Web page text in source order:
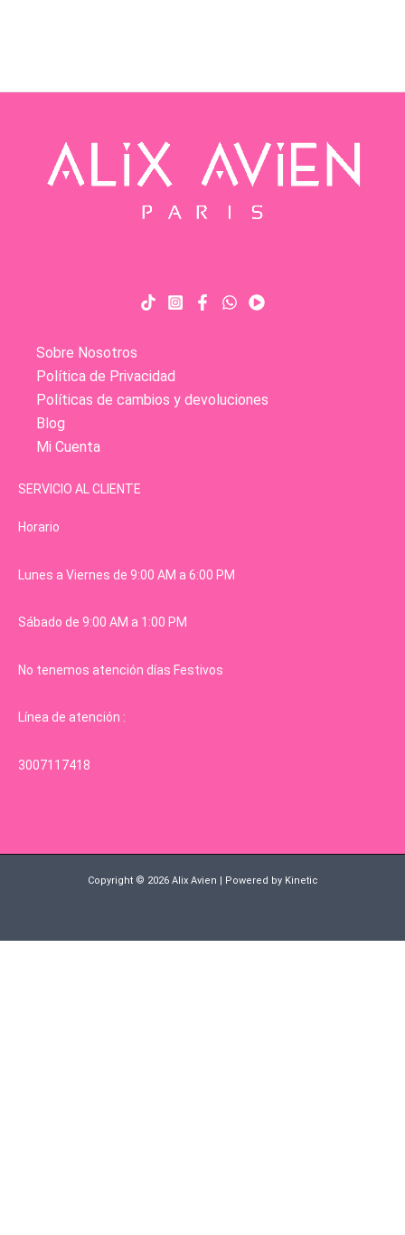
Sobre Nosotros
Política de Privacidad
Políticas de cambios y devoluciones
Blog
Mi Cuenta
SERVICIO AL CLIENTE
Horario
Lunes a Viernes de 9:00 AM a 6:00 PM
Sábado de 9:00 AM a 1:00 PM
No tenemos atención días Festivos
Línea de atención :
3007117418
Copyright © 2026 Alix Avien | Powered by Kinetic